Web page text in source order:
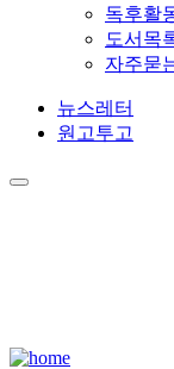
독후활
도서목
자주묻
뉴스레터
원고투고